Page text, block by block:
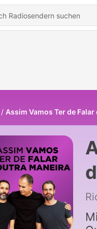
Assim Vamos Ter de